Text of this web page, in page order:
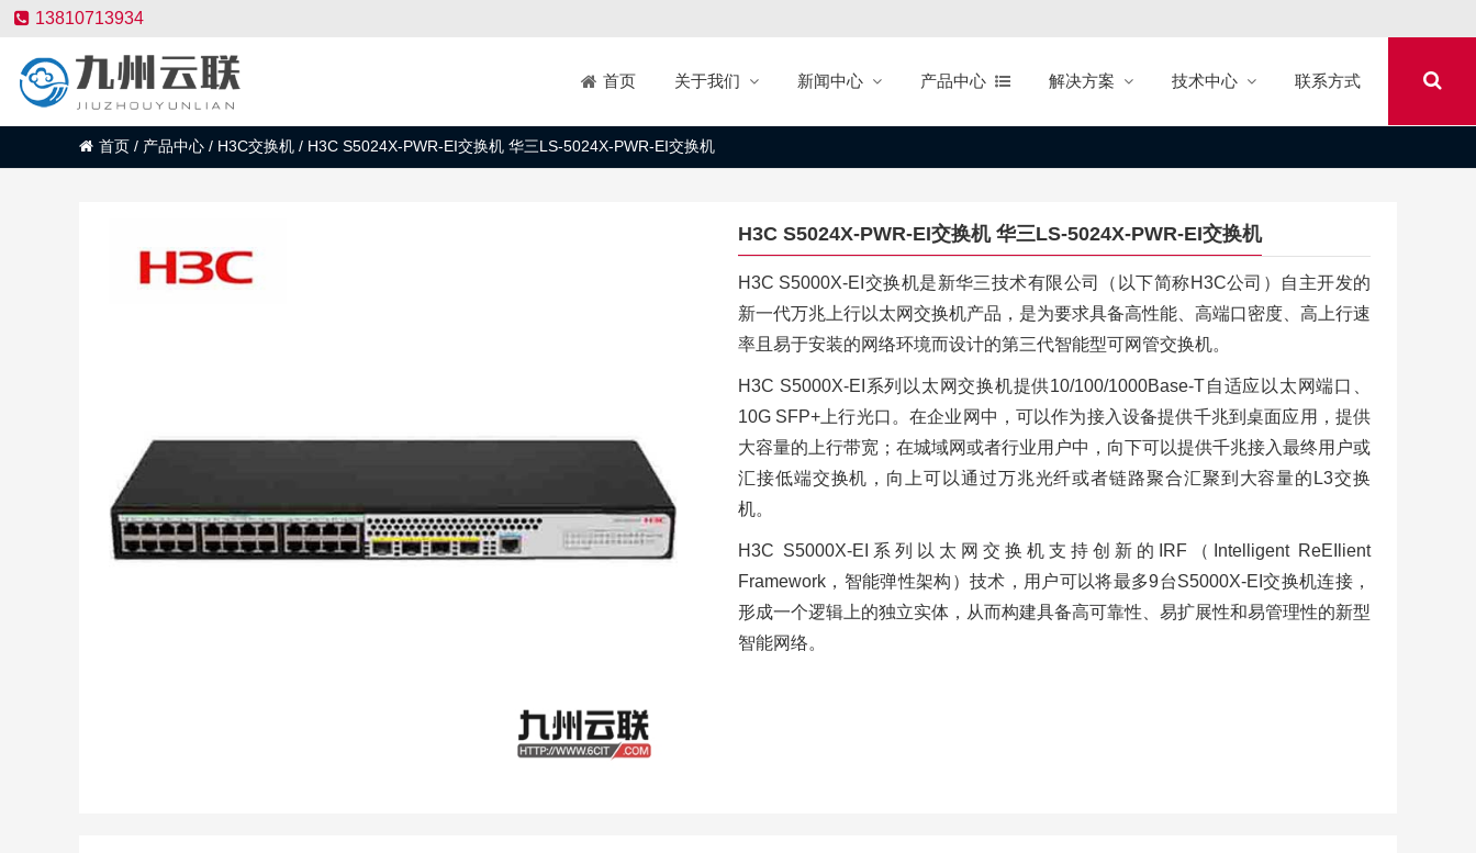
13810713934
首页 关于我们 新闻中心 产品中心 解决方案 技术中心 联系方式
首页 / 产品中心 / H3C交换机 / H3C S5024X-PWR-EI交换机 华三LS-5024X-PWR-EI交换机
H3C S5024X-PWR-EI交换机 华三LS-5024X-PWR-EI交换机
H3C S5000X-EI交换机是新华三技术有限公司（以下简称H3C公司）自主开发的
新一代万兆上行以太网交换机产品，是为要求具备高性能、高端口密度、高上行速
率且易于安装的网络环境而设计的第三代智能型可网管交换机。
H3C S5000X-EI系列以太网交换机提供10/100/1000Base-T自适应以太网端口、
10G SFP+上行光口。在企业网中，可以作为接入设备提供千兆到桌面应用，提供
大容量的上行带宽；在城域网或者行业用户中，向下可以提供千兆接入最终用户或
汇接低端交换机，向上可以通过万兆光纤或者链路聚合汇聚到大容量的L3交换
机。
H3C S5000X-EI系列以太网交换机支持创新的IRF（Intelligent ReEIlient
Framework，智能弹性架构）技术，用户可以将最多9台S5000X-EI交换机连接，
形成一个逻辑上的独立实体，从而构建具备高可靠性、易扩展性和易管理性的新型
智能网络。